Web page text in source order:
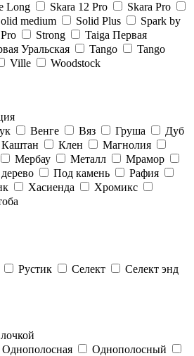
Long Skara 12 Pro
Skara Pro
medium Solid Plus
Spark by
Strong
Taiga Первая
Уральская Tango
Tango
Ville
Woodstock
Венге Вяз Груша
Дуб
Каштан Клен
Магнолия
Мербау Металл
Мрамор
Под камень
Рафия
Хасиенда
Хромикс
Рустик Селект
Селект энд
Однополосная
Однополосный